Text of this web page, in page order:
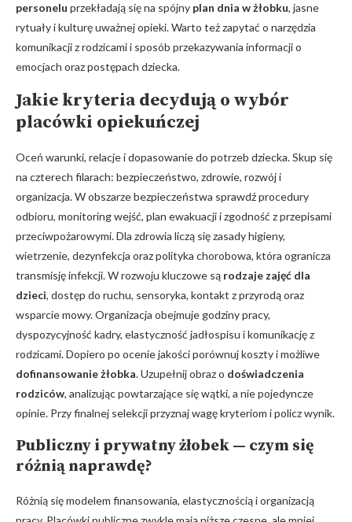
personelu przekładają się na spójny plan dnia w żłobku, jasne
rytuały i kulturę uważnej opieki. Warto też zapytać o narzędzia
komunikacji z rodzicami i sposób przekazywania informacji o
emocjach oraz postępach dziecka.
Jakie kryteria decydują o wybór
placówki opiekuńczej
Oceń warunki, relacje i dopasowanie do potrzeb dziecka. Skup się
na czterech filarach: bezpieczeństwo, zdrowie, rozwój i
organizacja. W obszarze bezpieczeństwa sprawdź procedury
odbioru, monitoring wejść, plan ewakuacji i zgodność z przepisami
przeciwpożarowymi. Dla zdrowia liczą się zasady higieny,
wietrzenie, dezynfekcja oraz polityka chorobowa, która ogranicza
transmisję infekcji. W rozwoju kluczowe są rodzaje zajęć dla
dzieci, dostęp do ruchu, sensoryka, kontakt z przyrodą oraz
wsparcie mowy. Organizacja obejmuje godziny pracy,
dyspozycyjność kadry, elastyczność jadłospisu i komunikację z
rodzicami. Dopiero po ocenie jakości porównuj koszty i możliwe
dofinansowanie żłobka. Uzupełnij obraz o doświadczenia
rodziców, analizując powtarzające się wątki, a nie pojedyncze
opinie. Przy finalnej selekcji przyznaj wagę kryteriom i policz wynik.
Publiczny i prywatny żłobek — czym się
różnią naprawdę?
Różnią się modelem finansowania, elastycznością i organizacją